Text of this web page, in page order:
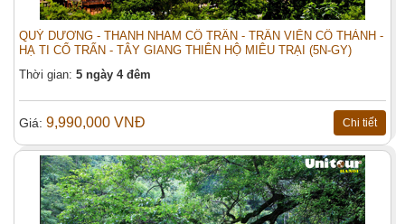
QUÝ DƯƠNG - THANH NHAM CỔ TRẤN - TRẤN VIỄN CỔ THÀNH -
HẠ TI CỔ TRẤN - TÂY GIANG THIÊN HỘ MIÊU TRẠI (5N-GY)
Thời gian: 5 ngày 4 đêm
Giá: 9,990,000 VNĐ Chi tiết